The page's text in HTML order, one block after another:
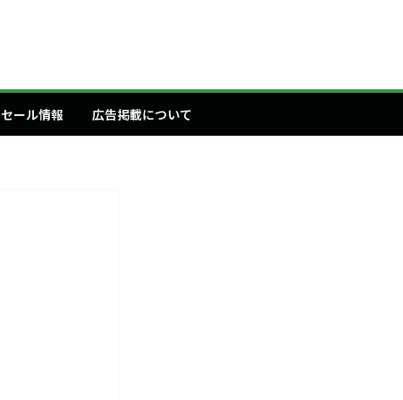
セール情報 広告掲載について